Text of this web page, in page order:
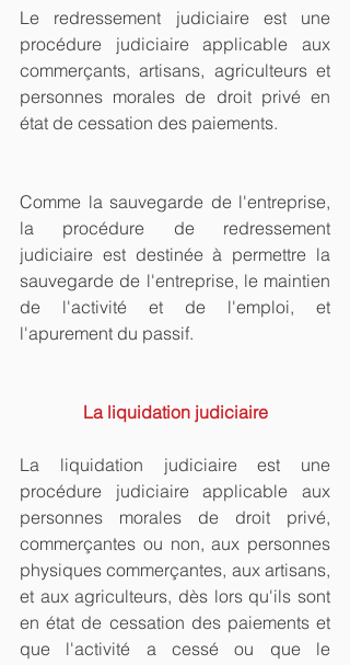
Le redressement judiciaire est une
procédure judiciaire applicable aux
commerçants, artisans, agriculteurs et
personnes morales de droit privé en
état de cessation des paiements.
Comme la sauvegarde de l'entreprise,
la procédure de redressement
judiciaire est destinée à permettre la
sauvegarde de l'entreprise, le maintien
de l'activité et de l'emploi, et
l'apurement du passif.
La liquidation judiciaire
La liquidation judiciaire est une
procédure judiciaire applicable aux
personnes morales de droit privé,
commerçantes ou non, aux personnes
physiques commerçantes, aux artisans,
et aux agriculteurs, dès lors qu'ils sont
en état de cessation des paiements et
que l'activité a cessé ou que le